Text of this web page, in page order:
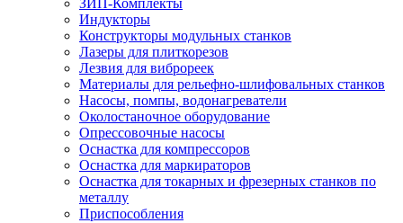
ЗИП-Комплекты
Индукторы
Конструкторы модульных станков
Лазеры для плиткорезов
Лезвия для виброреек
Материалы для рельефно-шлифовальных станков
Насосы, помпы, водонагреватели
Околостаночное оборудование
Опрессовочные насосы
Оснастка для компрессоров
Оснастка для маркираторов
Оснастка для токарных и фрезерных станков по
металлу
Приспособления